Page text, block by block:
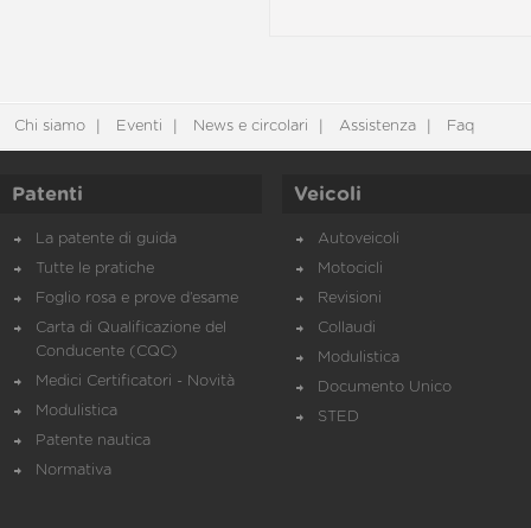
Chi siamo Eventi News e circolari Assistenza Faq
Patenti
La patente di guida
Tutte le pratiche
Foglio rosa e prove d’esame
Carta di Qualificazione del
Conducente (CQC)
Medici Certificatori - Novità
Modulistica
Patente nautica
Normativa
Veicoli
Autoveicoli
Motocicli
Revisioni
Collaudi
Modulistica
Documento Unico
STED